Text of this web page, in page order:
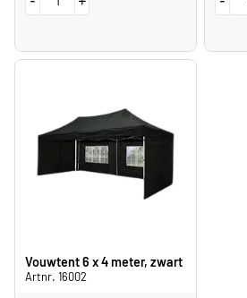
Vouwtent 6 x 4 meter, zwart
Artnr. 16002